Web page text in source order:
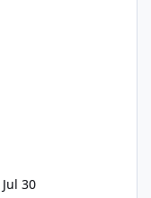
Jul 30